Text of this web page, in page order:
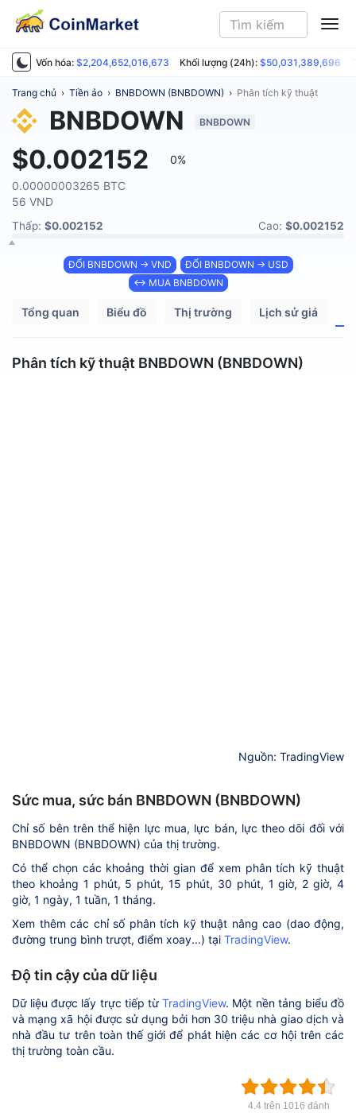
Vốn hóa: $2,204,652,016,673 Khối lượng (24h): $50,031,389,696
Trang chủ › Tiền ảo › BNBDOWN (BNBDOWN) › Phân tích kỹ thuật
BNBDOWN BNBDOWN
$0.002152
0%
0.00000003265 BTC
56 VND
Thấp: $0.002152 Cao: $0.002152
ĐỔI BNBDOWN → VND
ĐỔI BNBDOWN → USD
↔ MUA BNBDOWN
Tổng quan Biểu đồ Thị trường Lịch sử giá
Phân tích kỹ thuật BNBDOWN (BNBDOWN)
Nguồn: TradingView
Sức mua, sức bán BNBDOWN (BNBDOWN)
Chỉ số bên trên thể hiện lực mua, lực bán, lực theo dõi đối với
BNBDOWN (BNBDOWN) của thị trường.
Có thể chọn các khoảng thời gian để xem phân tích kỹ thuật
theo khoảng 1 phút, 5 phút, 15 phút, 30 phút, 1 giờ, 2 giờ, 4
giờ, 1 ngày, 1 tuần, 1 tháng.
Xem thêm các chỉ số phân tích kỹ thuật nâng cao (dao động,
đường trung bình trượt, điểm xoay...) tại TradingView.
Độ tin cậy của dữ liệu
Dữ liệu được lấy trực tiếp từTradingView. Một nền tảng biểu đồ
và mạng xã hội được sử dụng bởi hơn 30 triệu nhà giao dịch và
nhà đầu tư trên toàn thế giới để phát hiện các cơ hội trên các
thị trường toàn cầu.
4.4 trên 1016 đánh